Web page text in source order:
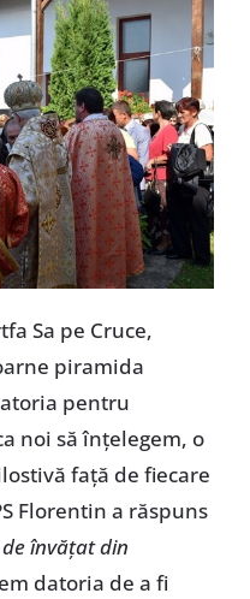
Sa pe Cruce,
piramida
pentru
noi să înțelegem, o
față de fiecare
Florentin a răspuns
învățat din
datoria de a fi